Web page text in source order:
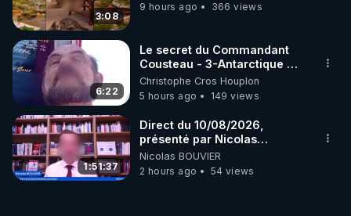
3:08
9 hours ago
366 views
6:22
Le secret du Commandant
Cousteau - 3-Antarctique ou
l'une des deux portes des
enfers
Christophe Cros Houplon
5 hours ago
149 views
1:51:37
Direct du 10/08/2026,
présenté par Nicolas
BOUVIER
Nicolas BOUVIER
2 hours ago
54 views